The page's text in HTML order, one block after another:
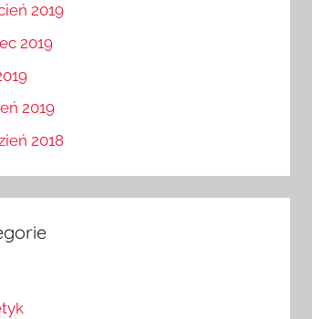
2019
2019
2019
2018